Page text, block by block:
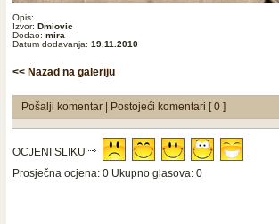
Opis:
Izvor: Dmiovic
Dodao: mira
Datum dodavanja: 19.11.2010
<< Nazad na galeriju
Pošalji komentar | Postojeći komentari [ 0 ]
OCJENI SLIKU
Prosječna ocjena: 0 Ukupno glasova: 0